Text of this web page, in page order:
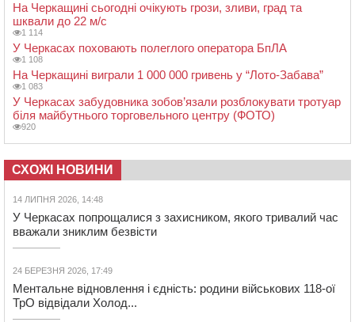
На Черкащині сьогодні очікують грози, зливи, град та
шквали до 22 м/с
1 114
У Черкасах поховають полеглого оператора БпЛА
1 108
На Черкащині виграли 1 000 000 гривень у “Лото-Забава”
1 083
У Черкасах забудовника зобов’язали розблокувати тротуар
біля майбутнього торговельного центру (ФОТО)
920
СХОЖІ НОВИНИ
14 ЛИПНЯ 2026, 14:48
У Черкасах попрощалися з захисником, якого тривалий час
вважали зниклим безвісти
24 БЕРЕЗНЯ 2026, 17:49
Ментальне відновлення і єдність: родини військових 118-ої
ТрО відвідали Холод...